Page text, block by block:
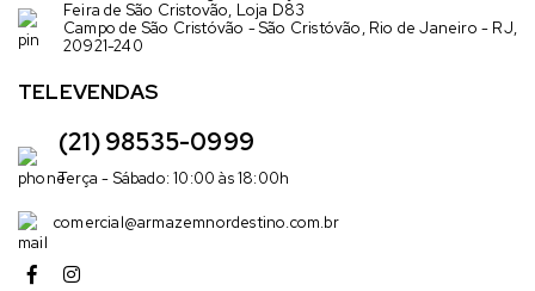
Feira de São Cristovão, Loja D83
Campo de São Cristóvão - São Cristóvão, Rio de Janeiro - RJ,
20921-240
TELEVENDAS
(21) 98535-0999
Terça - Sábado: 10:00 às 18:00h
comercial@armazemnordestino.com.br